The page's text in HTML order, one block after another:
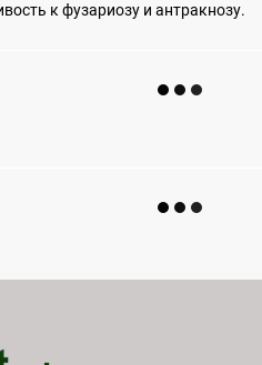
к фузариозу и антракнозу.